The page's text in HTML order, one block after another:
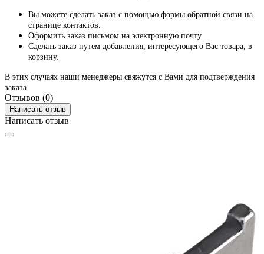
Вы можете сделать заказ с помощью формы обратной связи на
странице контактов.
Оформить заказ письмом на электронную почту.
Сделать заказ путем добавления, интересующего Вас товара, в
корзину.
В этих случаях наши менеджеры свяжутся с Вами для подтверждения
заказа.
Отзывов (0)
Написать отзыв
Написать отзыв